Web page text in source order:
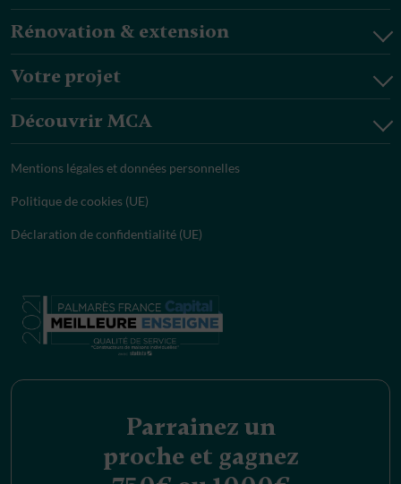
Rénovation & extension
Votre projet
Découvrir MCA
Mentions légales et données personnelles
Politique de cookies (UE)
Déclaration de confidentialité (UE)
Parrainez un
proche et gagnez